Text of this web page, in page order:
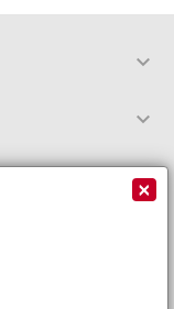



×